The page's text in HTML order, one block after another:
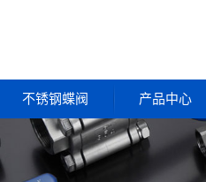
不锈钢蝶阀 产品中心